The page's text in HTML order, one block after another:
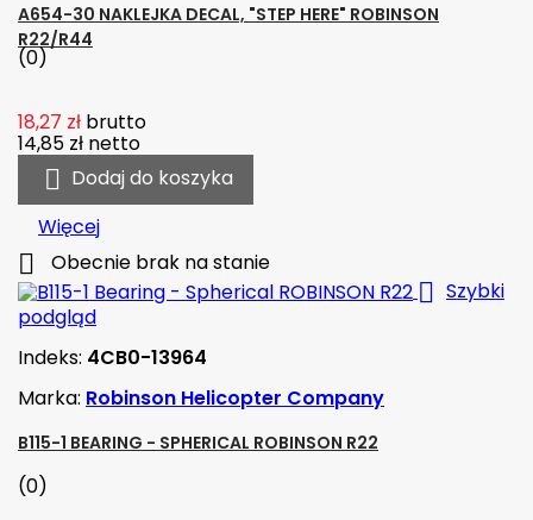
A654-30 NAKLEJKA DECAL, "STEP HERE" ROBINSON
R22/R44
(0)
18,27 zł brutto
14,85 zł netto
 Dodaj do koszyka
Więcej
 Obecnie brak na stanie
 Szybki
podgląd
Indeks: 4CB0-13964
Marka: Robinson Helicopter Company
B115-1 BEARING - SPHERICAL ROBINSON R22
(0)